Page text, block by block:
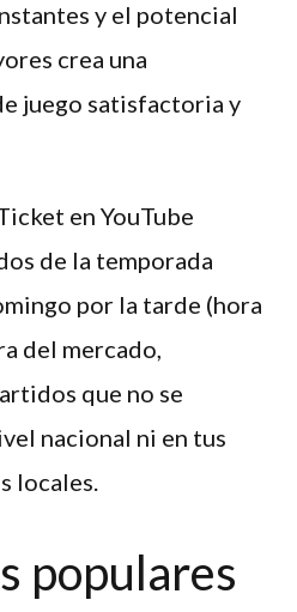
y el potencial
crea una
juego satisfactoria y
en YouTube
de la temporada
por la tarde (hora
del mercado,
que no se
nacional ni en tus
locales.
populares